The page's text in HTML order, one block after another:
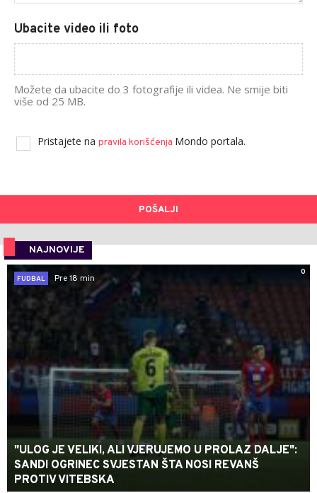
Ubacite video ili foto
Možete da ubacite do 3 fotografije ili videa. Ne smije biti
više od 25 MB.
Pristajete na pravila korišćenja Mondo portala.
POŠALJI
NAJNOVIJE
0
FUDBAL
Pre 18 min
"ULOG JE VELIKI, ALI VJERUJEMO U PROLAZ DALJE":
SANDI OGRINEC SVJESTAN ŠTA NOSI REVANŠ
PROTIV VITEBSKA